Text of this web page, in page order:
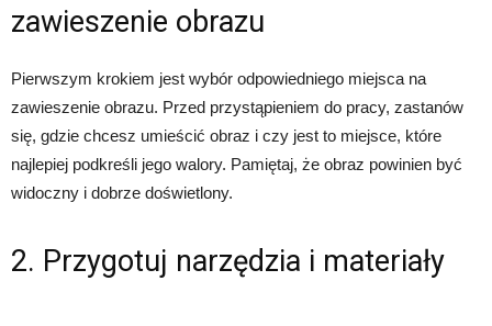
zawieszenie obrazu
Pierwszym krokiem jest wybór odpowiedniego miejsca na
zawieszenie obrazu. Przed przystąpieniem do pracy, zastanów
się, gdzie chcesz umieścić obraz i czy jest to miejsce, które
najlepiej podkreśli jego walory. Pamiętaj, że obraz powinien być
widoczny i dobrze doświetlony.
2. Przygotuj narzędzia i materiały